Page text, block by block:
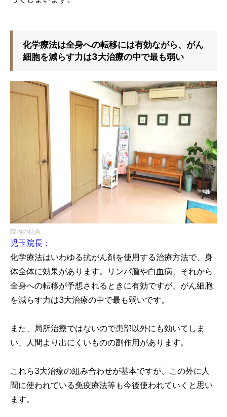
化学療法は全身への転移には有効ながら、がん
細胞を減らす力は3大治療の中で最も弱い
院内の待合
児玉院長：
化学療法はいわゆる抗がん剤を使用する治療方法で、身
体全体に効果があります。リンパ腫や白血病、それから
全身への転移が予想されるときに有効ですが、がん細胞
を減らす力は3大治療の中で最も弱いです。
また、局所治療ではないので患部以外にも効いてしま
い、人間より出にくいものの副作用があります。
これら3大治療の組み合わせが基本ですが、この外に人
間に使われている免疫療法等も今後使われていくと思い
ます。